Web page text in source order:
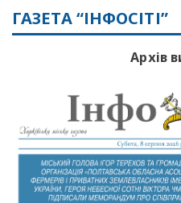
ГАЗЕТА “ІНФОСІТІ”
Архів